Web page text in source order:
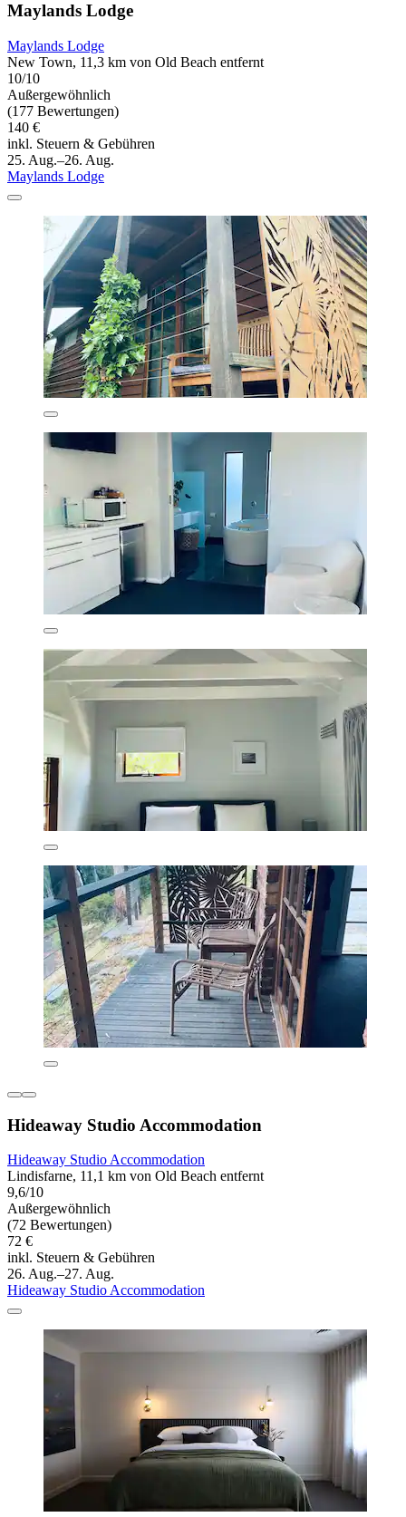
Maylands Lodge
Maylands Lodge
New Town, 11,3 km von Old Beach entfernt
10/10
Außergewöhnlich
(177 Bewertungen)
140 €
inkl. Steuern & Gebühren
25. Aug.–26. Aug.
Maylands Lodge
Hideaway Studio Accommodation
Hideaway Studio Accommodation
Lindisfarne, 11,1 km von Old Beach entfernt
9,6/10
Außergewöhnlich
(72 Bewertungen)
72 €
inkl. Steuern & Gebühren
26. Aug.–27. Aug.
Hideaway Studio Accommodation